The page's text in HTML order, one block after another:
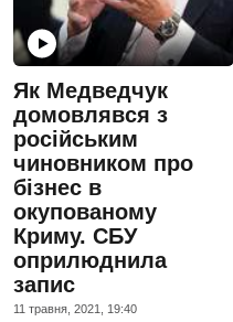
Як Медведчук
домовлявся з
російським
чиновником про
бізнес в
окупованому
Криму. СБУ
оприлюднила
запис
11 травня, 2021, 19:40